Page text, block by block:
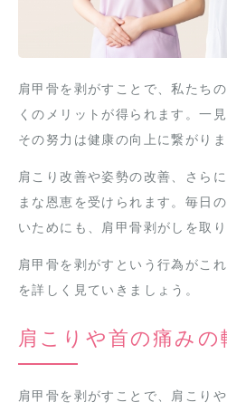
肩甲骨を剥がすことで、私たち
くのメリットが得られます。一
その努力は健康の向上に繋がりま
肩こり改善や姿勢の改善、さら
まな恩恵を受けられます。毎日
いためにも、肩甲骨剥がしを取
肩甲骨を剥がすという行為がこ
を詳しく見ていきましょう。
肩こりや首の痛みの
肩甲骨を剥がすことで、肩こり